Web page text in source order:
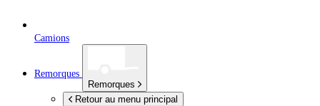
Camions
Remorques
Remorques
Retour au menu principal